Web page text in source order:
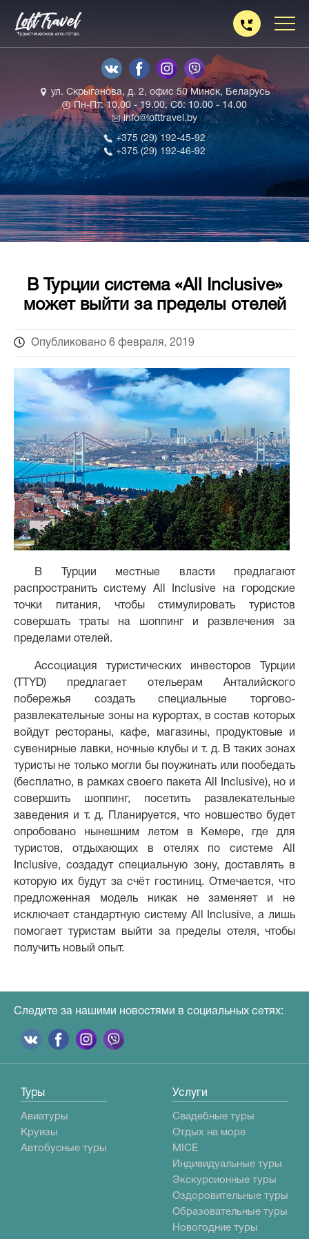
+375 (29) 192-45-92
+375 (29) 192-46-92
ул. Скрыганова, д. 2, офис 50 Минск, Беларусь
Пн-Пт: 10.00 - 19.00, Сб: 10.00 - 14.00
info@lofttravel.by
В Турции система «All Inclusive»
может выйти за пределы отелей
Опубликовано 6 февраля, 2019
В Турции местные власти предлагают
распространить систему All Inclusive на городские
точки питания, чтобы стимулировать туристов
совершать траты на шоппинг и развлечения за
пределами отелей.
Ассоциация туристических инвесторов Турции
(TTYD) предлагает отельерам Анталийского
побережья создать специальные торгово-
развлекательные зоны на курортах, в состав которых
войдут рестораны, кафе, магазины, продуктовые и
сувенирные лавки, ночные клубы и т. д. В таких зонах
туристы не только могли бы поужинать или пообедать
(бесплатно, в рамках своего пакета All Inclusive), но и
совершить шоппинг, посетить развлекательные
заведения и т. д. Планируется, что новшество будет
опробовано нынешним летом в Кемере, где для
туристов, отдыхающих в отелях по системе All
Inclusive, создадут специальную зону, доставлять в
которую их будут за счёт гостиниц. Отмечается, что
предложенная модель никак не заменяет и не
исключает стандартную систему All Inclusive, а лишь
помогает туристам выйти за пределы отеля, чтобы
получить новый опыт.
Следите за нашими новостями в социальных сетях:
Туры
Авиатуры
Круизы
Автобусные туры
Услуги
Свадебные туры
Отдых на море
MICE
Индивидуальные туры
Экскурсионные туры
Оздоровительные туры
Образовательные туры
Новогодние туры